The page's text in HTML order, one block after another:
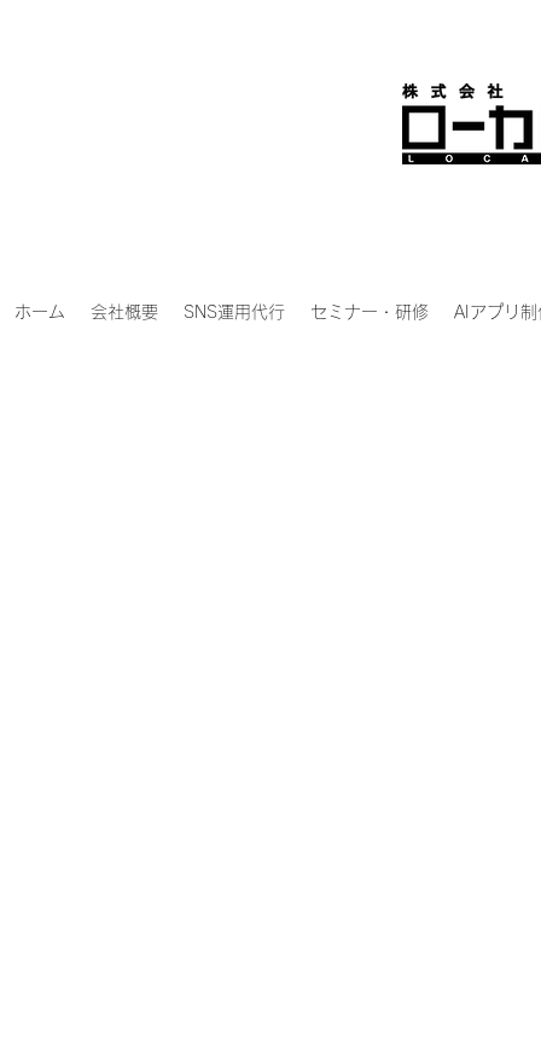
ホーム 会社概要 SNS運用代行 セミナー・研修 AIアプリ制